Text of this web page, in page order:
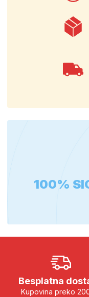
100%
Besplatna
Kupovina preko